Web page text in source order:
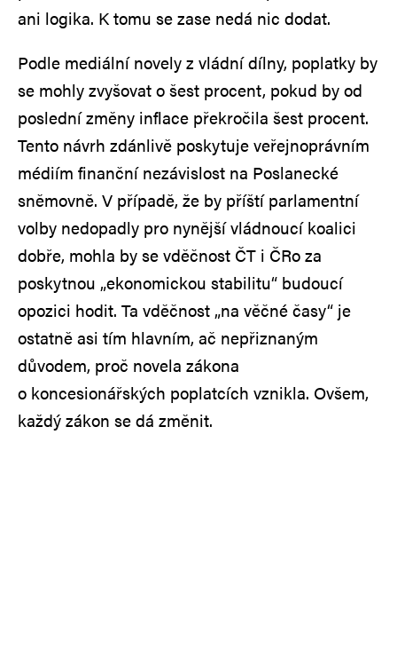
ani logika. K tomu se zase nedá nic dodat.
Podle mediální novely z vládní dílny, poplatky by
se mohly zvyšovat o šest procent, pokud by od
poslední změny inflace překročila šest procent.
Tento návrh zdánlivě poskytuje veřejnoprávním
médiím finanční nezávislost na Poslanecké
sněmovně. V případě, že by příští parlamentní
volby nedopadly pro nynější vládnoucí koalici
dobře, mohla by se vděčnost ČT i ČRo za
poskytnou „ekonomickou stabilitu“ budoucí
opozici hodit. Ta vděčnost „na věčné časy“ je
ostatně asi tím hlavním, ač nepřiznaným
důvodem, proč novela zákona
o koncesionářských poplatcích vznikla. Ovšem,
každý zákon se dá změnit.